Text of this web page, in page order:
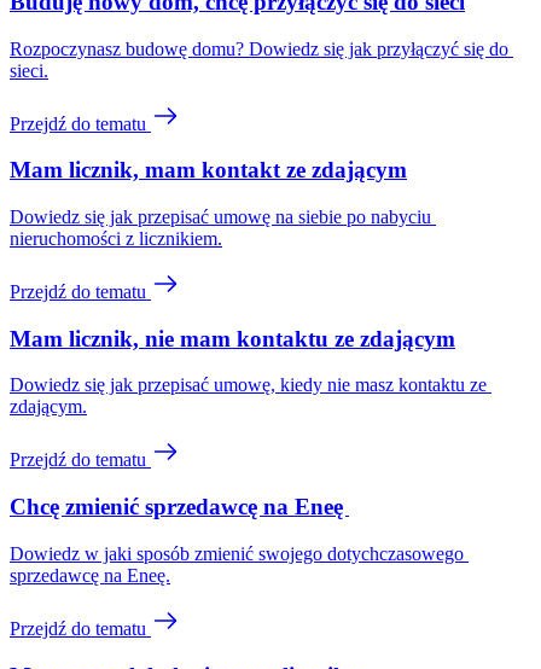
Rozpoczynasz budowę domu? Dowiedz się jak przyłączyć się do
sieci.
Przejdź do tematu
Mam licznik, mam kontakt ze zdającym
Dowiedz się jak przepisać umowę na siebie po nabyciu
nieruchomości z licznikiem.
Przejdź do tematu
Mam licznik, nie mam kontaktu ze zdającym
Dowiedz się jak przepisać umowę, kiedy nie masz kontaktu ze
zdającym.
Przejdź do tematu
Chcę zmienić sprzedawcę na Eneę
Dowiedz w jaki sposób zmienić swojego dotychczasowego
sprzedawcę na Eneę.
Przejdź do tematu